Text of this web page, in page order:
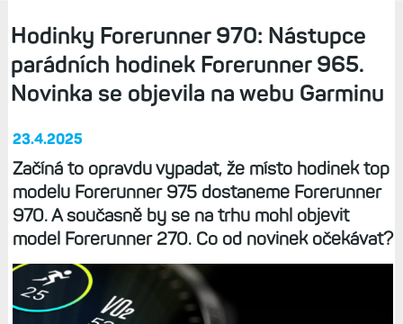
Hodinky Forerunner 970: Nástupce
parádních hodinek Forerunner 965.
Novinka se objevila na webu Garminu
23.4.2025
Začíná to opravdu vypadat, že místo hodinek top
modelu Forerunner 975 dostaneme Forerunner
970. A současně by se na trhu mohl objevit
model Forerunner 270. Co od novinek očekávat?